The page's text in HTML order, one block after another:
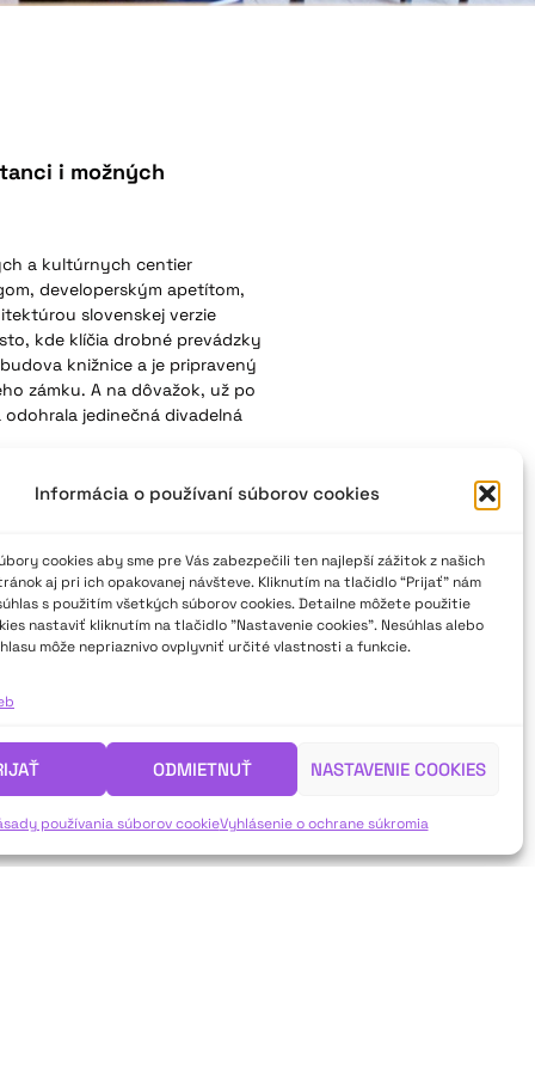
Informácia o používaní súborov cookies
cookies aby sme pre Vás zabezpečili ten najlepší zážitok z našich
aj pri ich opakovanej návšteve. Kliknutím na tlačidlo “Prijať” nám
s použitím všetkých súborov cookies. Detailne môžete použitie
nastaviť kliknutím na tlačidlo "Nastavenie cookies". Nesúhlas alebo
môže nepriaznivo ovplyvniť určité vlastnosti a funkcie.
ODMIETNUŤ NASTAVENIE COOKIES
používania súborov cookieVyhlásenie o ochrane súkromia
i možných
a kultúrnych centier
developerským apetítom,
slovenskej verzie
kde klíčia drobné prevádzky
knižnice a je pripravený
zámku. A na dôvažok, už po
jedinečná divadelná